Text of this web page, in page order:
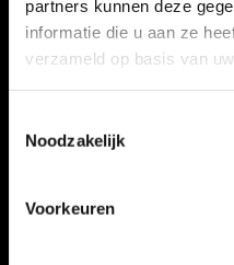
partners kunnen deze
informatie die u aan ze
verzameld op basis van
Noodzakelijk
Voorkeuren